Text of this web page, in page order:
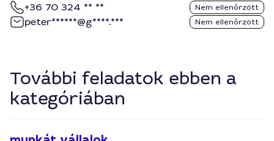
+36 70 324 ** ** Nem ellenőrzött
peter******@g****.*** Nem ellenőrzött
További feladatok ebben a
kategóriában